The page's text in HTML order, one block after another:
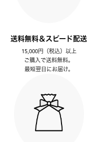
送料無料＆スピード配送
15,000円（税込）以上
ご購入で送料無料。
最短翌日にお届け。